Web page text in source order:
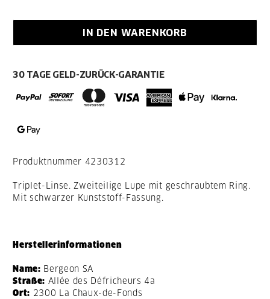
IN DEN WARENKORB
30 TAGE GELD-ZURÜCK-GARANTIE
Produktnummer 4230312
Triplet-Linse. Zweiteilige Lupe mit geschraubtem Ring.
Mit schwarzer Kunststoff-Fassung.
Herstellerinformationen
Name: Bergeon SA
Straße: Allée des Défricheurs 4a
Ort: 2300 La Chaux-de-Fonds